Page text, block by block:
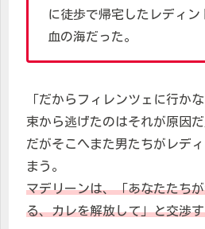
に徒歩で帰宅したレディン
血の海だった。
「だからフィレンツェに行か
束から逃げたのはそれが原因だ
だがそこへまた男たちがレデ
まう。
マデリーンは、「あなたたち
る、カレを解放して」と交渉